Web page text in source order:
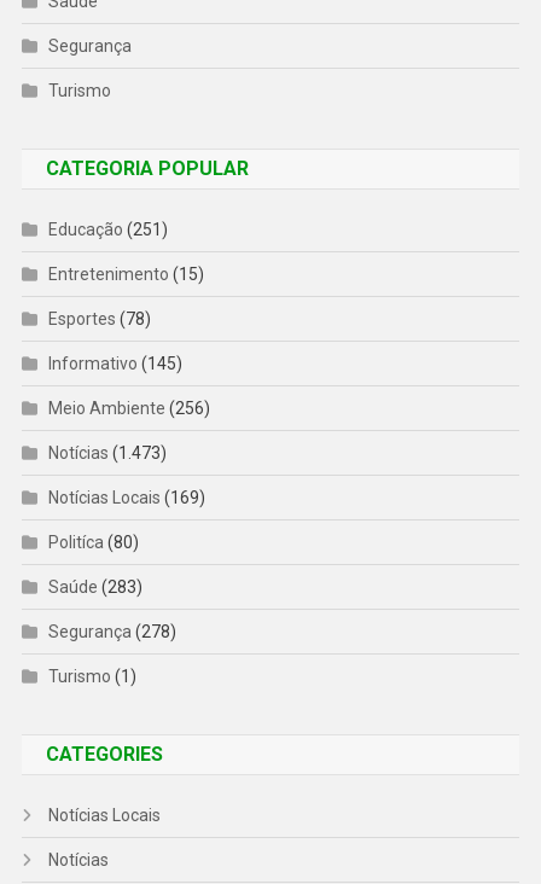
Segurança
Turismo
CATEGORIA POPULAR
Educação (251)
Entretenimento (15)
Esportes (78)
Informativo (145)
Meio Ambiente (256)
Notícias (1.473)
Notícias Locais (169)
Politíca(80)
Saúde (283)
Segurança(278)
Turismo (1)
CATEGORIES
Notícias Locais
Notícias